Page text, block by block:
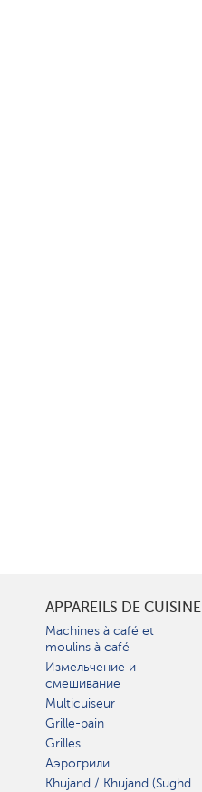
APPAREILS DE CUISINE
Machines à café et
moulins à café
Измельчение и
смешивание
Multicuiseur
Grille-pain
Grilles
Аэрогрили
Khujand / Khujand (Sughd